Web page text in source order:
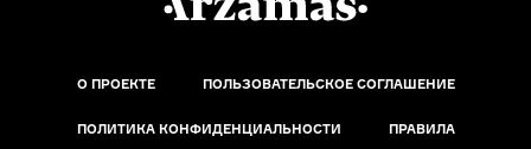
О ПРОЕКТЕ ПОЛЬЗОВАТЕЛЬСКОЕ СОГЛАШЕНИЕ
ПОЛИТИКА КОНФИДЕНЦИАЛЬНОСТИ ПРАВИЛА